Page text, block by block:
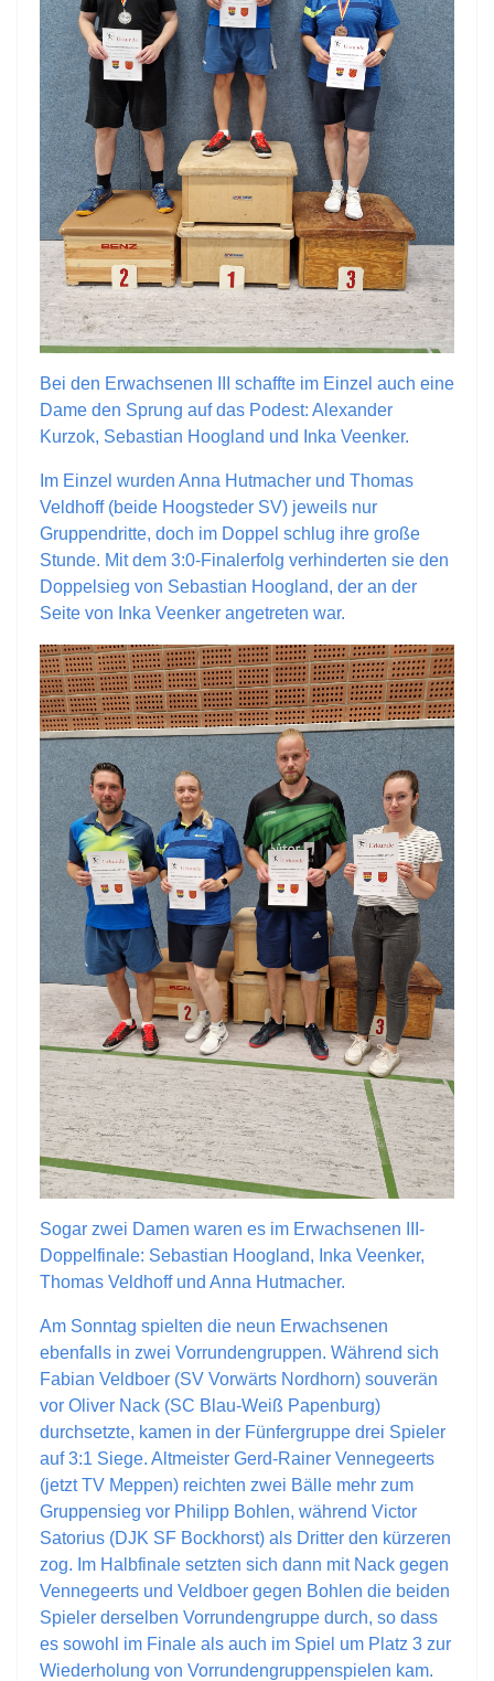
Bei den Erwachsenen III schaffte im Einzel auch eine
Dame den Sprung auf das Podest: Alexander
Kurzok, Sebastian Hoogland und Inka Veenker.
Im Einzel wurden Anna Hutmacher und Thomas
Veldhoff (beide Hoogsteder SV) jeweils nur
Gruppendritte, doch im Doppel schlug ihre große
Stunde. Mit dem 3:0-Finalerfolg verhinderten sie den
Doppelsieg von Sebastian Hoogland, der an der
Seite von Inka Veenker angetreten war.
Sogar zwei Damen waren es im Erwachsenen III-
Doppelfinale: Sebastian Hoogland, Inka Veenker,
Thomas Veldhoff und Anna Hutmacher.
Am Sonntag spielten die neun Erwachsenen
ebenfalls in zwei Vorrundengruppen. Während sich
Fabian Veldboer (SV Vorwärts Nordhorn) souverän
vor Oliver Nack (SC Blau-Weiß Papenburg)
durchsetzte, kamen in der Fünfergruppe drei Spieler
auf 3:1 Siege. Altmeister Gerd-Rainer Vennegeerts
(jetzt TV Meppen) reichten zwei Bälle mehr zum
Gruppensieg vor Philipp Bohlen, während Victor
Satorius (DJK SF Bockhorst) als Dritter den kürzeren
zog. Im Halbfinale setzten sich dann mit Nack gegen
Vennegeerts und Veldboer gegen Bohlen die beiden
Spieler derselben Vorrundengruppe durch, so dass
es sowohl im Finale als auch im Spiel um Platz 3 zur
Wiederholung von Vorrundengruppenspielen kam.